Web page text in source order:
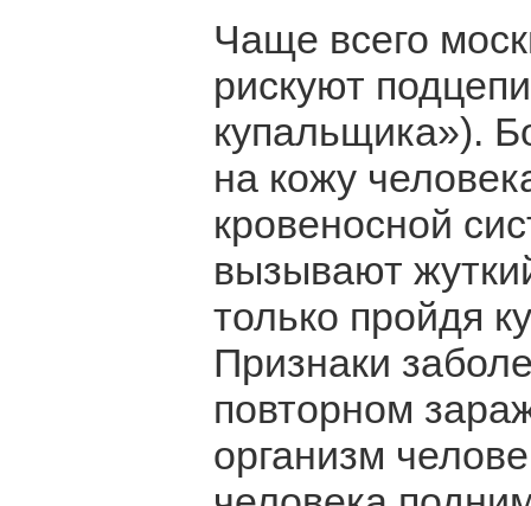
Чаще всего
рискуют
купальщика»).
на кожу
кровеносной
вызывают
только пройдя
Признаки
повторном
организм